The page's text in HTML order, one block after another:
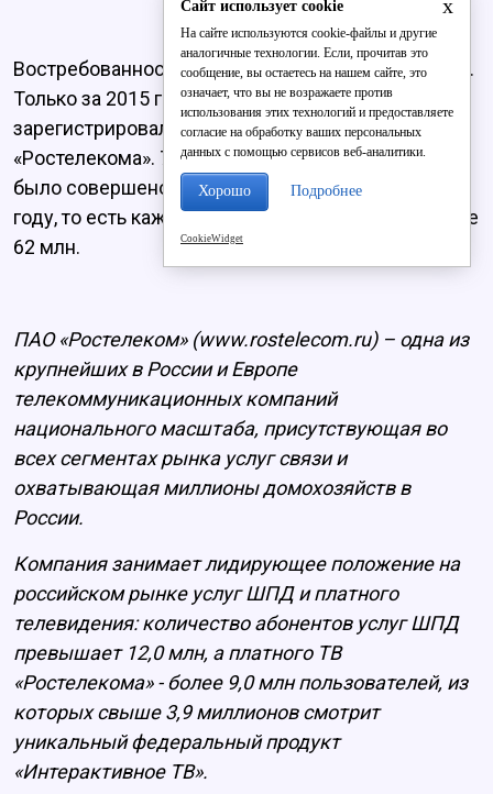
Востребованность ЕЛК постоянно увеличивается.
Только за 2015 год в Едином личном кабинете
зарегистрировалось еще более 2 млн абонентов
«Ростелекома». 747 млн запросов и операций
было совершено клиентами в ЕЛК в прошлом
году, то есть каждый месяц их совершается более
62 млн.
ПАО «Ростелеком» (www.rostelecom.ru) – одна из
крупнейших в России и Европе
телекоммуникационных компаний
национального масштаба, присутствующая во
всех сегментах рынка услуг связи и
охватывающая миллионы домохозяйств в
России.
Компания занимает лидирующее положение на
российском рынке услуг ШПД и платного
телевидения: количество абонентов услуг ШПД
превышает 12,0 млн, а платного ТВ
«Ростелекома» - более 9,0 млн пользователей, из
которых свыше 3,9 миллионов смотрит
уникальный федеральный продукт
«Интерактивное ТВ».
x
Сайт использует cookie
На сайте используются cookie-файлы и другие
аналогичные технологии. Если, прочитав это
сообщение, вы остаетесь на нашем сайте, это
означает, что вы не возражаете против
использования этих технологий и предоставляете
согласие на обработку ваших персональных
данных с помощью сервисов веб-аналитики.
Хорошо Подробнее
CookieWidget